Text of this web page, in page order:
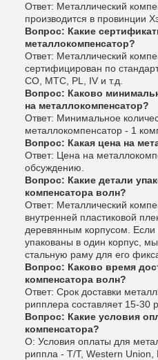
Ответ: Металлический
производится в провинции
Вопрос: Какие
металлокомпенсатор?
Ответ: Металлический
сертифицирован по
CO, MTC, PL, IV и т.д.
Вопрос: Каково
на металлокомпенсатор?
Ответ: Минимальное
металлокомпенсатор - 1
Вопрос: Какая цена на
Ответ: Цена на
обсуждению.
Вопрос: Какие детали
компенсатора волн?
Ответ: Металлический
внутренней пластиковой
деревянным корпусом. Если
упакованы в один корпус,
стальную раму для его
Вопрос: Каково время
компенсатора волн?
Ответ: Срок доставки
рипплера составляет 15-30
Вопрос: Какие условия
компенсатора?
О: Условия оплаты для
риппла - T/T, Western Union,